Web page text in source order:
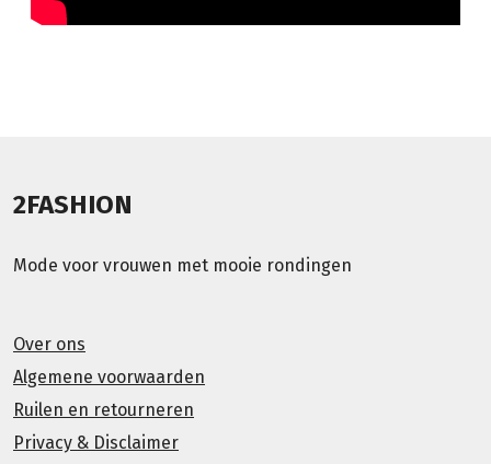
2FASHION
Mode voor vrouwen met mooie rondingen
Over ons
Algemene voorwaarden
Ruilen en retourneren
Privacy & Disclaimer